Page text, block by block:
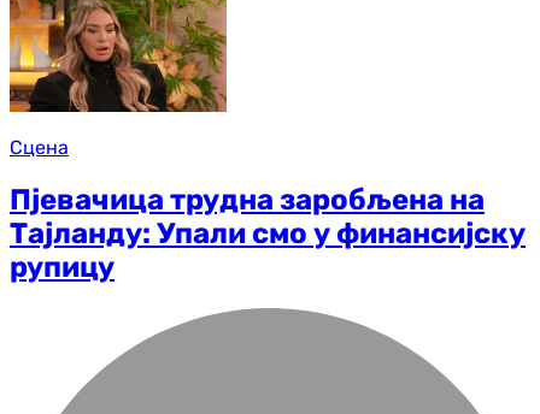
Сцена
Пјевачица трудна заробљена на
Тајланду: Упали смо у финансијску
рупицу